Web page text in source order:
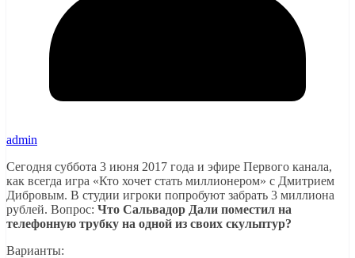
admin
Сегодня суббота 3 июня 2017 года и эфире Первого канала,
как всегда игра «Кто хочет стать миллионером» с Дмитрием
Дибровым. В студии игроки попробуют забрать 3 миллиона
рублей. Вопрос: Что Сальвадор Дали поместил на
телефонную трубку на одной из своих скульптур?
Варианты: